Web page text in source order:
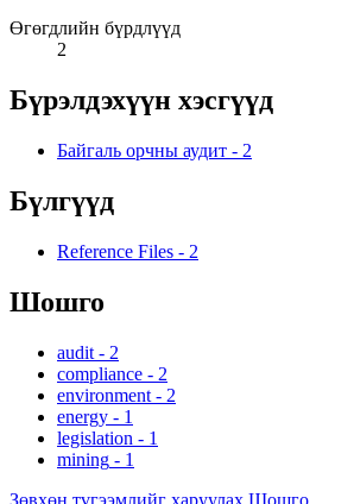
Өгөгдлийн бүрдлүүд
2
Бүрэлдэхүүн хэсгүүд
Байгаль орчны аудит - 2
Бүлгүүд
Reference Files - 2
Шошго
audit - 2
compliance - 2
environment - 2
energy - 1
legislation - 1
mining - 1
Зөвхөн түгээмлийг харуулах Шошго